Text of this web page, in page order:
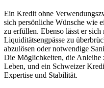
Ein Kredit ohne
sich persönliche Wünsche wie
zu erfüllen. Ebenso lässt er
Liquiditätsengpässe zu
abzulösen oder notwendige
Die Möglichkeiten, die Anleihe
Leben, und ein Schweizer
Expertise und Stabilität.